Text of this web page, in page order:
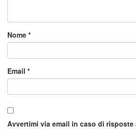
Nome *
Email *
Avvertimi via email in caso di risposte